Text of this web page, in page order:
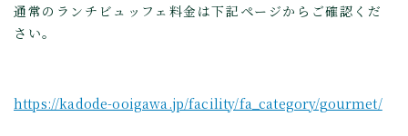
通常のランチビュッフェ料金は下記ページからご確認くだ
さい。
https://kadode-ooigawa.jp/facility/fa_category/gourmet/